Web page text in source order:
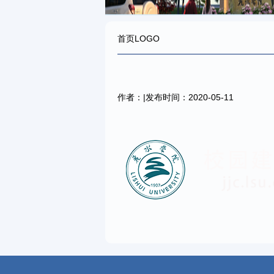
首页LOGO
作者：|发布时间：2020-05-11